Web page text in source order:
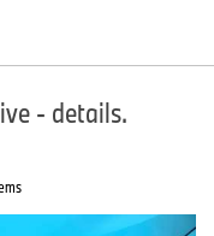
- details.